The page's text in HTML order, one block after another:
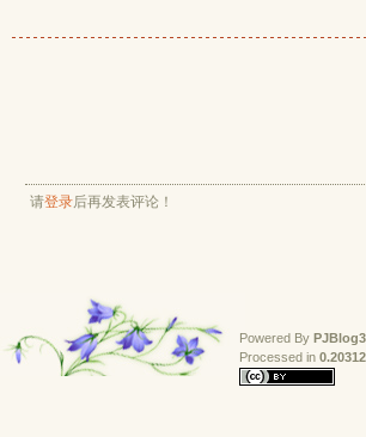
请登录后再发表评论！
Powered By PJBlog3
Processed in